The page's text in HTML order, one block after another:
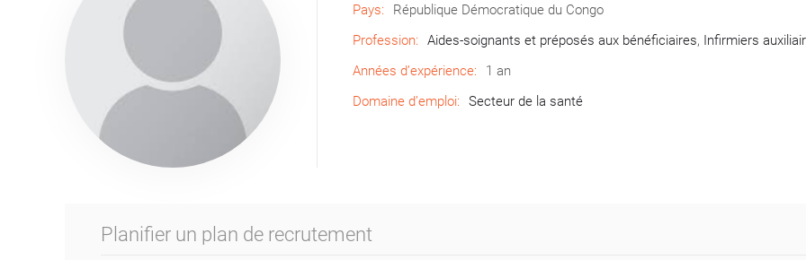
Pays:
République Démocratique du Congo
Profession:
Aides-soignants et préposés aux bénéficiaires, Infirmiers
Années d’expérience:
1 an
Domaine d’emploi:
Secteur de la santé
Planifier un plan de recrutement